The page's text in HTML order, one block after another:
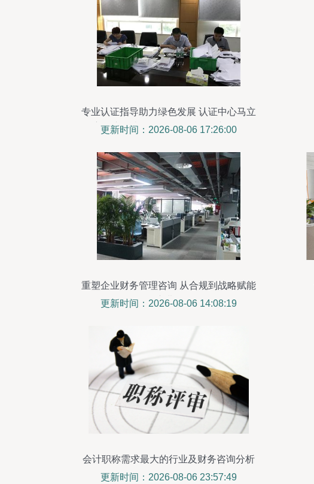
专业认证指导助力绿色发展 认证中心马立
学主任亲临南华仪器CCEP环保产品认证
更新时间：2026-08-06 17:26:00
重塑企业财务管理咨询 从合规到战略赋能
的演进路径
更新时间：2026-08-06 14:08:19
会计职称需求最大的行业及财务咨询分析
更新时间：2026-08-06 23:57:49